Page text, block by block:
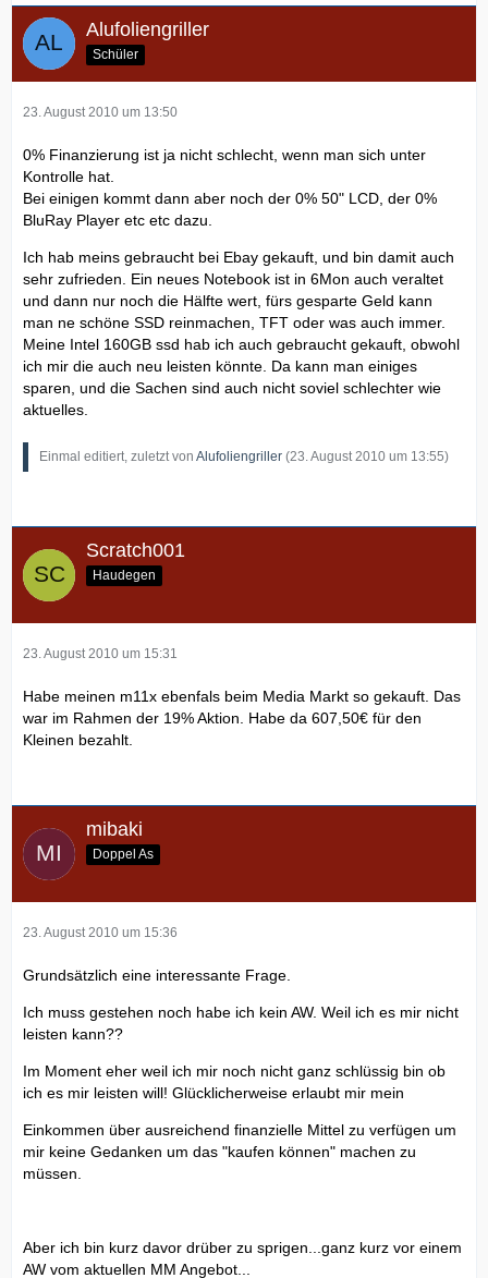
Alufoliengriller
Schüler
23. August 2010 um 13:50
0% Finanzierung ist ja nicht schlecht, wenn man sich unter
Kontrolle hat.
Bei einigen kommt dann aber noch der 0% 50" LCD, der 0%
BluRay Player etc etc dazu.
Ich hab meins gebraucht bei Ebay gekauft, und bin damit auch
sehr zufrieden. Ein neues Notebook ist in 6Mon auch veraltet
und dann nur noch die Hälfte wert, fürs gesparte Geld kann
man ne schöne SSD reinmachen, TFT oder was auch immer.
Meine Intel 160GB ssd hab ich auch gebraucht gekauft, obwohl
ich mir die auch neu leisten könnte. Da kann man einiges
sparen, und die Sachen sind auch nicht soviel schlechter wie
aktuelles.
Einmal editiert, zuletzt von Alufoliengriller (23. August 2010 um 13:55)
Scratch001
Haudegen
23. August 2010 um 15:31
Habe meinen m11x ebenfals beim Media Markt so gekauft. Das
war im Rahmen der 19% Aktion. Habe da 607,50€ für den
Kleinen bezahlt.
mibaki
Doppel As
23. August 2010 um 15:36
Grundsätzlich eine interessante Frage.
Ich muss gestehen noch habe ich kein AW. Weil ich es mir nicht
leisten kann??
Im Moment eher weil ich mir noch nicht ganz schlüssig bin ob
ich es mir leisten will! Glücklicherweise erlaubt mir mein
Einkommen über ausreichend finanzielle Mittel zu verfügen um
mir keine Gedanken um das "kaufen können" machen zu
müssen.
Aber ich bin kurz davor drüber zu sprigen...ganz kurz vor einem
AW vom aktuellen MM Angebot...